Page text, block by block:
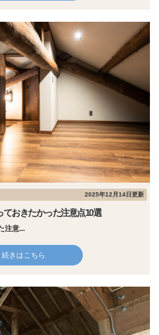
2025年12月14日更新
ておきたかった注意点10選
注意...
続きはこちら